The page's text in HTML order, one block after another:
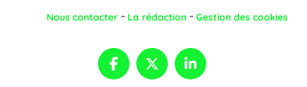
Nous contacter La rédaction Gestion des cookies